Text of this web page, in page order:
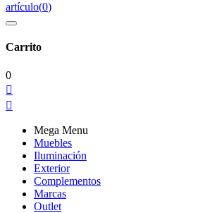
artículo(0)
Carrito
0


Mega Menu
Muebles
Iluminación
Exterior
Complementos
Marcas
Outlet